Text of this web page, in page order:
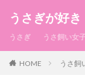
うさぎが好き
うさぎ うさ飼い女
HOME うさ飼